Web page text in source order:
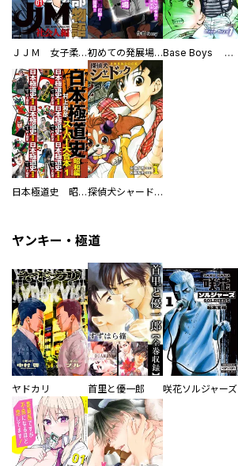
ＪＪＭ 女子柔道部物語 社会人編 初めての発展場 【白抜き修正版】 Base Boys 新装版
日本極道史 昭和編 スーパー大合本 探偵犬シャードック（新装版）
ヤンキー・極道
ヤドカリ 首里と優一郎 咲花ソルジャーズ